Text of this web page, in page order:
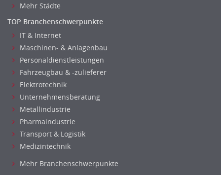
Mehr Städte
TOP Branchenschwerpunkte
IT & Internet
Maschinen- & Anlagenbau
Personaldienstleistungen
Fahrzeugbau & -zulieferer
Elektrotechnik
Unternehmensberatung
Metallindustrie
Pharmaindustrie
Transport & Logistik
Medizintechnik
Mehr Branchenschwerpunkte